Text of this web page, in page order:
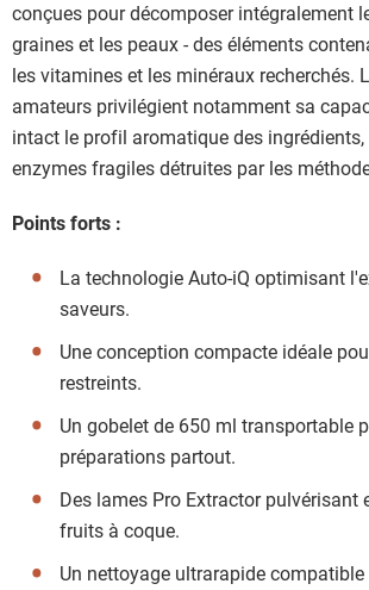
conçues pour décomposer intégralement
graines et les peaux - des éléments
les vitamines et les minéraux recherchés.
amateurs privilégient notamment sa
intact le profil aromatique des ingrédients,
enzymes fragiles détruites par les
Points forts :
La technologie Auto-iQ optimisant
saveurs.
Une conception compacte idéale
restreints.
Un gobelet de 650 ml transportable
préparations partout.
Des lames Pro Extractor pulvérisant
fruits à coque.
Un nettoyage ultrarapide compatible